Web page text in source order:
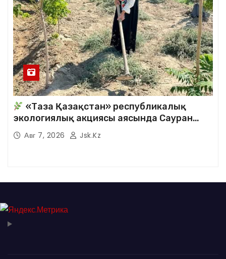
«Таза Қазақстан» республикалық
экологиялық акциясы аясында Сауран
аудандық кітапханасының қызметкерлері
кезекті сенбілік жұмыстарына белсене
Авг 7, 2026 Jsk.kz